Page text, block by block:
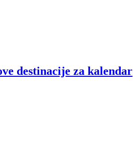
destinacije za kalendar